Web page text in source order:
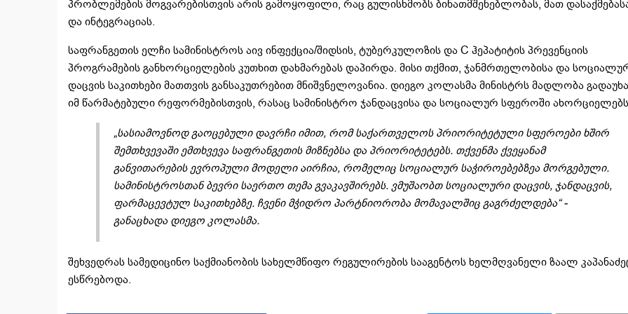
პრობლემების მოგვარებისთვის არის გამოყოფილი, რაც გულისხმობს ბინათმშენებლობას, მათ
და ინტეგრაციას.
საფრანგეთის ელჩი სამინისტროს აივ ინფექცია/შიდსის, ტუბერკულოზის და C ჰეპატიტის პრევენციის
პროგრამების განხორციელების კუთხით დახმარებას დაპირდა. მისი თქმით, ჯანმრთელობისა და
დაცვის საკითხები მათთვის განსაკუთრებით მნიშვნელოვანია. დიეგო კოლასმა მინისტრს მადლობა
იმ წარმატებული რეფორმებისთვის, რასაც სამინისტრო ჯანდაცვისა და სოციალურ სფეროში ახორციელებს.
„სასიამოვნოდ გაოცებული დავრჩი იმით, რომ საქართველოს პრიორიტეტული სფეროები ხშირ
შემთხვევაში ემთხვევა საფრანგეთის მიზნებსა და პრიორიტეტებს. თქვენმა ქვეყანამ
განვითარების ევროპული მოდელი აირჩია, რომელიც სოციალურ საჭიროებებზეა მორგებული.
სამინისტროსთან ბევრი საერთო თემა გვაკავშირებს. ვმუშაობთ სოციალური დაცვის, ჯანდაცვის,
ფარმაცევტულ საკითხებზე. ჩვენი მჭიდრო პარტნიორობა მომავალშიც გაგრძელდება“ -
განაცხადა დიეგო კოლასმა.
შეხვედრას სამედიცინო საქმიანობის სახელმწიფო რეგულირების სააგენტოს ხელმღვანელი ზაალ
ესწრებოდა.